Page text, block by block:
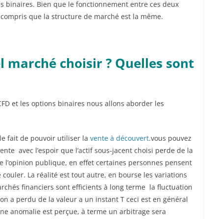
binaires. Bien que le fonctionnement entre ces deux
que la structure de marché est la même.
marché choisir ? Quelles sont
et les options binaires nous allons aborder les
fait de pouvoir utiliser la vente à découvert.vous pouvez
avec l’espoir que l’actif sous-jacent choisi perde de la
publique, en effet certaines personnes pensent
La réalité est tout autre, en bourse les variations
financiers sont efficients à long terme la fluctuation
a perdu de la valeur a un instant T ceci est en général
anomalie est perçue, à terme un arbitrage sera